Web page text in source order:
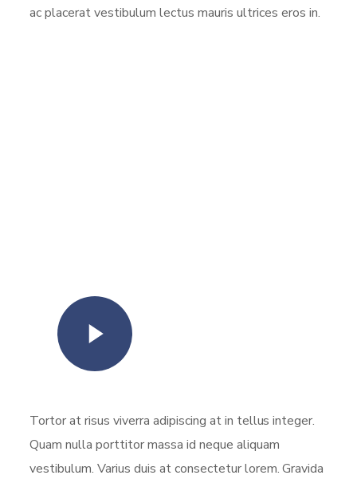
ac placerat vestibulum lectus mauris ultrices eros in.
Tortor at risus viverra adipiscing at in tellus integer.
Quam nulla porttitor massa id neque aliquam
vestibulum. Varius duis at consectetur lorem. Gravida